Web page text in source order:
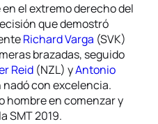
el extremo derecho del
que demostró
Richard Varga (SVK)
brazadas, seguido
Reid (NZL) yAntonio
nadó con excelencia.
hombre en comenzar y
SMT 2019.